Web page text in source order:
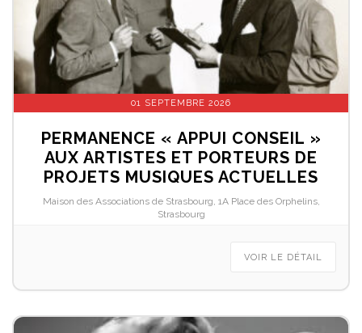
01 SEPTEMBRE 2026
PERMANENCE « APPUI CONSEIL »
AUX ARTISTES ET PORTEURS DE
PROJETS MUSIQUES ACTUELLES
Maison des Associations de Strasbourg, 1A Place des Orphelins,
Strasbourg
VOIR LE DÉTAIL